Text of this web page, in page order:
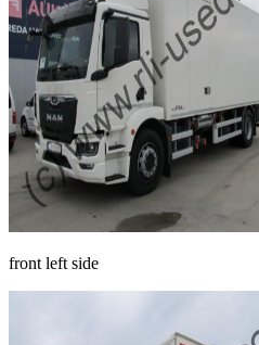
front left side